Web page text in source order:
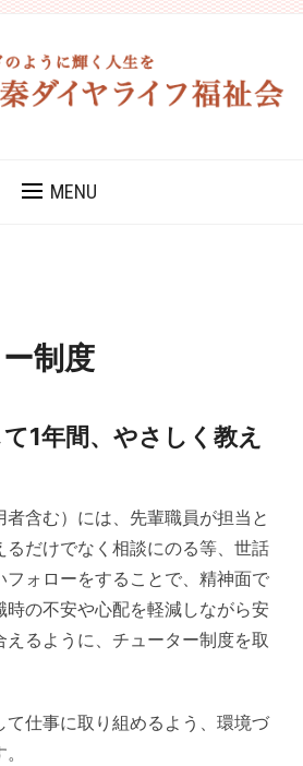
MENU
制度
1年間、やさしく教え
含む）には、先輩職員が担当と
るだけでなく相談にのる等、世話
フォローをすることで、精神面で
時の不安や心配を軽減しながら安
るように、チューター制度を取
て仕事に取り組めるよう、環境づ